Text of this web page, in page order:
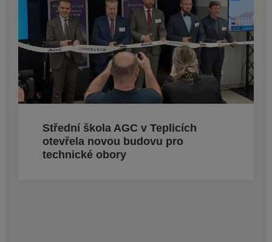
Střední škola AGC v Teplicích
otevřela novou budovu pro
technické obory